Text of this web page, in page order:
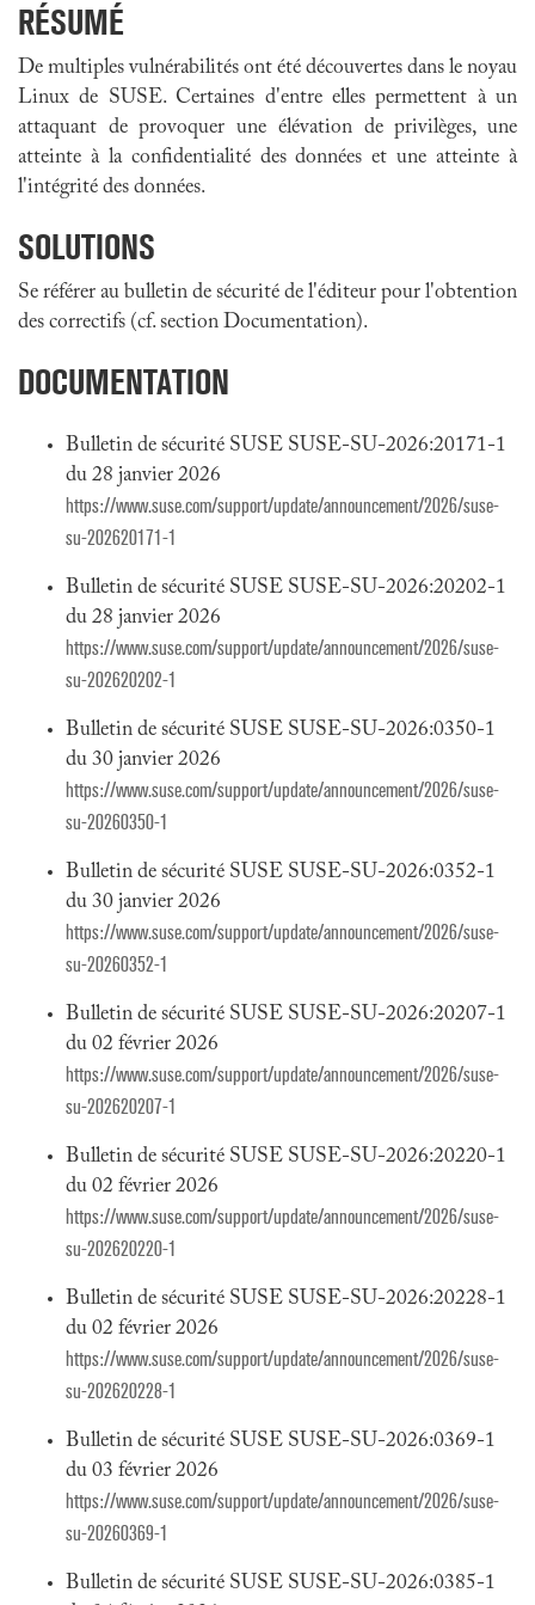
RÉSUMÉ
De multiples vulnérabilités ont été découvertes dans le noyau
Linux de SUSE. Certaines d'entre elles permettent à un
attaquant de provoquer une élévation de privilèges, une
atteinte à la confidentialité des données et une atteinte à
l'intégrité des données.
SOLUTIONS
Se référer au bulletin de sécurité de l'éditeur pour l'obtention
des correctifs (cf. section Documentation).
DOCUMENTATION
Bulletin de sécurité SUSE SUSE-SU-2026:20171-1
du 28 janvier 2026
https://www.suse.com/support/update/announcement/2026/suse-
su-202620171-1
Bulletin de sécurité SUSE SUSE-SU-2026:20202-1
du 28 janvier 2026
https://www.suse.com/support/update/announcement/2026/suse-
su-202620202-1
Bulletin de sécurité SUSE SUSE-SU-2026:0350-1
du 30 janvier 2026
https://www.suse.com/support/update/announcement/2026/suse-
su-20260350-1
Bulletin de sécurité SUSE SUSE-SU-2026:0352-1
du 30 janvier 2026
https://www.suse.com/support/update/announcement/2026/suse-
su-20260352-1
Bulletin de sécurité SUSE SUSE-SU-2026:20207-1
du 02 février 2026
https://www.suse.com/support/update/announcement/2026/suse-
su-202620207-1
Bulletin de sécurité SUSE SUSE-SU-2026:20220-1
du 02 février 2026
https://www.suse.com/support/update/announcement/2026/suse-
su-202620220-1
Bulletin de sécurité SUSE SUSE-SU-2026:20228-1
du 02 février 2026
https://www.suse.com/support/update/announcement/2026/suse-
su-202620228-1
Bulletin de sécurité SUSE SUSE-SU-2026:0369-1
du 03 février 2026
https://www.suse.com/support/update/announcement/2026/suse-
su-20260369-1
Bulletin de sécurité SUSE SUSE-SU-2026:0385-1